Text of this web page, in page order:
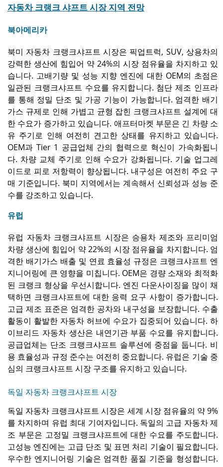
자동차 크랭크 샤프트 시장 지역 전망
북아메리카
북미 자동차 크랭크샤프트 시장은 픽업트럭, SUV, 상용차의
강력한 생산에 힘입어 약 24%의 시장 점유율을 차지하고 있
습니다. 고배기량 및 성능 지향 엔진에 대한 OEM의 초점은
일관된 크랭크샤프트 수요를 유지합니다. 첨단 제조 인프라
를 통해 정밀 단조 및 가공 기능이 가능합니다. 엄격한 배기
가스 규제로 인해 가볍고 균형 잡힌 크랭크샤프트 설계에 대
한 수요가 증가하고 있습니다. 애프터마켓 부문은 긴 차량 소
유 주기로 인해 여전히 견고한 상태를 유지하고 있습니다.
OEM과 Tier 1 공급업체 간의 협력으로 혁신이 가속화됩니
다. 차량 교체 주기로 인해 수요가 강화됩니다. 기술 업그레
이드로 피로 저항력이 향상됩니다. 내구성은 여전히 ​​주요 구
매 기준입니다. 북미 지역에서는 계속해서 신뢰성과 성능 준
수를 강조하고 있습니다.
유럽
유럽 ​​자동차 크랭크샤프트 시장은 승용차 제조와 프리미엄
차량 생산에 힘입어 약 22%의 시장 점유율을 차지합니다. 엄
격한 배기가스 배출 및 연료 효율성 규정은 크랭크샤프트 엔
지니어링에 큰 영향을 미칩니다. OEM은 경량 소재와 최적화
된 크랭크 형상을 우선시합니다. 엔진 다운사이징을 많이 채
택하면 크랭크샤프트에 대한 응력 요구 사항이 증가합니다.
고급 제조 표준은 엄격한 공차와 내구성을 보장합니다. 수출
활동이 활발한 자동차 허브에 수요가 집중되어 있습니다. 하
이브리드 자동차 생산은 내연기관 부품 수요를 유지합니다.
공급업체는 단조 크랭크샤프트 솔루션에 중점을 둡니다. 비
용 효율성과 규정 준수는 여전히 중요합니다. 유럽은 기술 중
심의 크랭크샤프트 시장 구조를 유지하고 있습니다.
독일 자동차 크랭크샤프트 시장
독일 자동차 크랭크샤프트 시장은 세계 시장 점유율의 약 9%
를 차지하며 유럽 최대 기여자입니다. 독일의 고급 자동차 제
조 부문은 고정밀 크랭크샤프트에 대한 수요를 주도합니다.
고성능 엔진에는 고급 단조 및 표면 처리 기술이 필요합니다.
우수한 엔지니어링 기술은 엄격한 품질 기준을 형성합니다.